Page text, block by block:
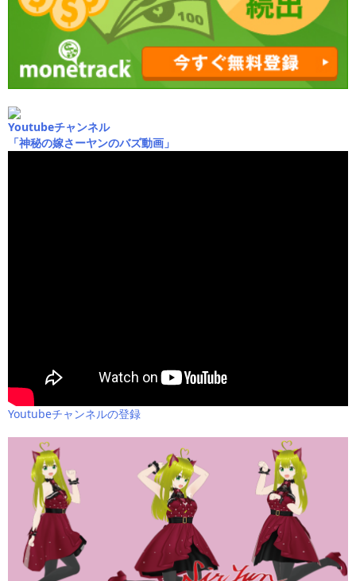
Youtubeチャンネル
「神秘の嫁さーヤンのバズ動画」
Youtubeチャンネルの登録